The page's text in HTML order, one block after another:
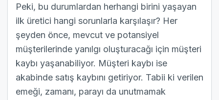
Peki, bu durumlardan herhangi birini yaşayan
ilk üretici hangi sorunlarla karşılaşır? Her
şeyden önce, mevcut ve potansiyel
müşterilerinde yanılgı oluşturacağı için müşteri
kaybı yaşanabiliyor. Müşteri kaybı ise
akabinde satış kaybını getiriyor. Tabii ki verilen
emeği, zamanı, parayı da unutmamak